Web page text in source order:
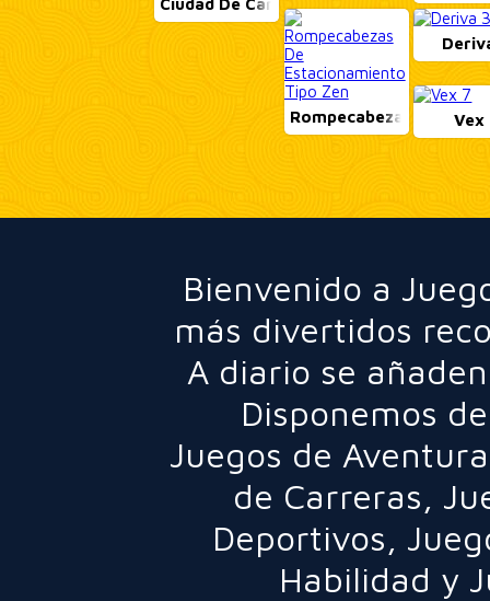
Ciudad De Carreras De Arrastre
Rompecabezas De Vex
Bienvenido a
más divertidos
A diario se
Disponemos
Juegos de Aventura
de Carreras,
Deportivos,
Habilidad y